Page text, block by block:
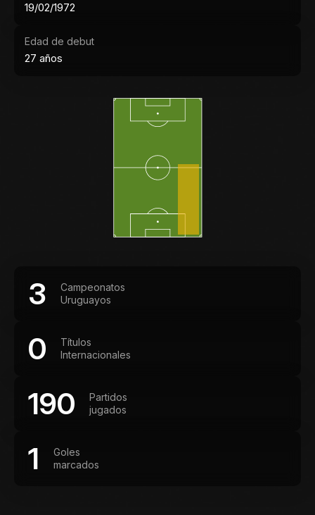
19/02/1972
Edad de debut
27 años
3
Campeonatos
Uruguayos
0
Títulos
Internacionales
190
Partidos
jugados
1
Goles
marcados